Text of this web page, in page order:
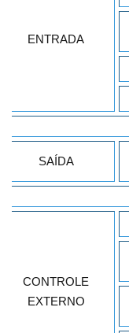
ENTRADA
SAÍDA
CONTROLE
EXTERNO